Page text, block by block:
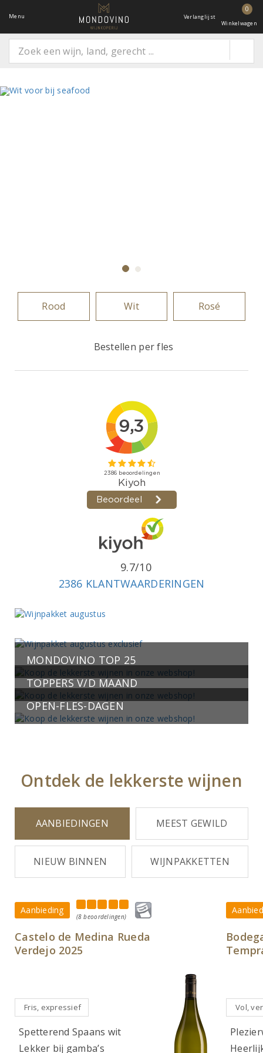
Menu Verlanglijst
0
Winkelwagen
Rood Wit Rosé
Bestellen per fles
2386 KLANTWAARDERINGEN
9.7/10
MONDOVINO TOP 25
TOPPERS V/D MAAND
OPEN-FLES-DAGEN
Ontdek de lekkerste wijnen
AANBIEDINGEN MEEST GEWILD
NIEUW BINNEN WIJNPAKKETTEN
Aanbieding
(8 beoordelingen)
Castelo de Medina Rueda
Verdejo 2025
Fris, expressief
Spetterend Spaans wit
Lekker bij gamba’s
Vol,